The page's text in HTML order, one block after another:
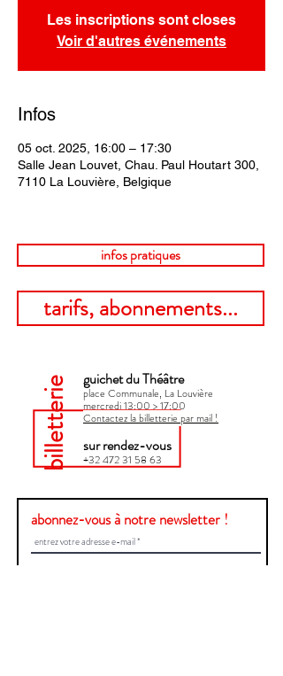
Les inscriptions sont closes
Voir d'autres événements
Infos
05 oct. 2025, 16:00 – 17:30
Salle Jean Louvet, Chau. Paul Houtart 300,
7110 La Louvière, Belgique
infos pratiques
tarifs, abonnements...
billetterie guichet du Théâtre
place Communale, La Louvière
mercredi 13:00 > 17:00​
Contactez la billetterie par mail !
sur rendez-vous
+32 472 31 58 63
abonnez-vous à notre newsletter !